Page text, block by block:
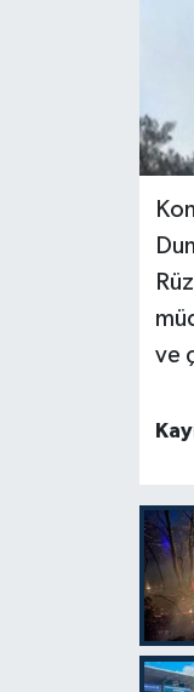
ve
Sosyal medya